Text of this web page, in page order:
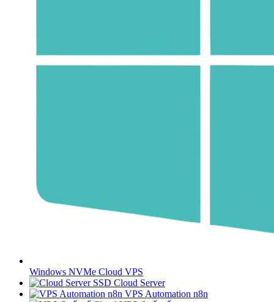
Windows NVMe Cloud VPS
SSD Cloud Server
VPS Automation n8n